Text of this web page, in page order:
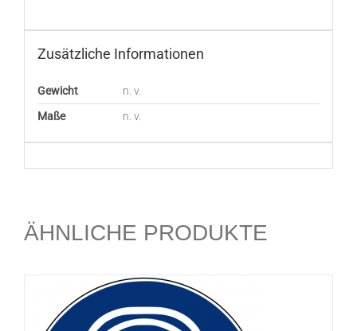
Zusätzliche Informationen
Gewicht
n. v.
Maße
n. v.
ÄHNLICHE PRODUKTE